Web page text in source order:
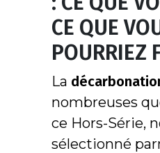
CE QUE
POURRIEZ
La
nombreuses
ce Hors-Série,
sélectionné